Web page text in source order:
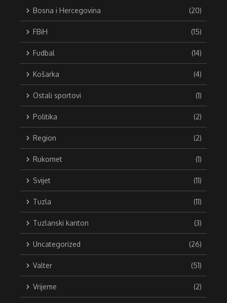
Bosna i Hercegovina (20)
FBiH (15)
Fudbal (14)
Košarka (4)
Ostali sportovi (1)
Politika (2)
Region (2)
Rukomet (1)
Svijet (11)
Tuzla (11)
Tuzlanski kanton (3)
Uncategorized (26)
Valter (51)
Vrijeme (2)